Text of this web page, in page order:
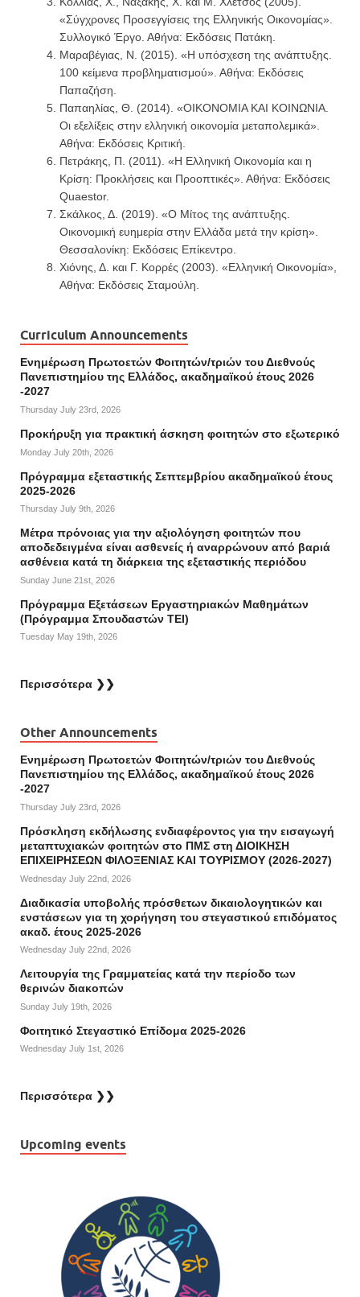
«Σύγχρονες Προσεγγίσεις της Ελληνικής Οικονομίας».
Συλλογικό Έργο. Αθήνα: Εκδόσεις Πατάκη.
Μαραβέγιας, Ν. (2015). «Η υπόσχεση της ανάπτυξης.
100 κείμενα προβληματισμού». Αθήνα: Εκδόσεις
Παπαζήση.
Παπαηλίας, Θ. (2014). «ΟΙΚΟΝΟΜΙΑ ΚΑΙ ΚΟΙΝΩΝΙΑ.
Οι εξελίξεις στην ελληνική οικονομία μεταπολεμικά».
Αθήνα: Εκδόσεις Κριτική.
Πετράκης, Π. (2011). «Η Ελληνική Οικονομία και η
Κρίση: Προκλήσεις και Προοπτικές». Αθήνα: Εκδόσεις
Quaestor.
Σκάλκος, Δ. (2019). «Ο Μίτος της ανάπτυξης.
Οικονομική ευημερία στην Ελλάδα μετά την κρίση».
Θεσσαλονίκη: Εκδόσεις Επίκεντρο.
Χιόνης, Δ. και Γ. Κορρές (2003). «Ελληνική Οικονομία»,
Αθήνα: Εκδόσεις Σταμούλη.
Curriculum Announcements
Ενημέρωση Πρωτοετών Φοιτητών/τριών του Διεθνούς
Πανεπιστημίου της Ελλάδος, ακαδημαϊκού έτους 2026
-2027
Thursday July 23rd, 2026
Προκήρυξη για πρακτική άσκηση φοιτητών στο εξωτερικό
Monday July 20th, 2026
Πρόγραμμα εξεταστικής Σεπτεμβρίου ακαδημαϊκού έτους
2025-2026
Thursday July 9th, 2026
Mέτρα πρόνοιας για την αξιολόγηση φοιτητών που
αποδεδειγμένα είναι ασθενείς ή αναρρώνουν από βαριά
ασθένεια κατά τη διάρκεια της εξεταστικής περιόδου
Sunday June 21st, 2026
Πρόγραμμα Εξετάσεων Εργαστηριακών Μαθημάτων
(Πρόγραμμα Σπουδαστών ΤΕΙ)
Tuesday May 19th, 2026
Περισσότερα ❯❯
Other Announcements
Ενημέρωση Πρωτοετών Φοιτητών/τριών του Διεθνούς
Πανεπιστημίου της Ελλάδος, ακαδημαϊκού έτους 2026
-2027
Thursday July 23rd, 2026
Πρόσκληση εκδήλωσης ενδιαφέροντος για την εισαγωγή
μεταπτυχιακών φοιτητών στο ΠΜΣ στη ΔΙΟΙΚΗΣΗ
ΕΠΙΧΕΙΡΗΣΕΩΝ ΦΙΛΟΞΕΝΙΑΣ ΚΑΙ ΤΟΥΡΙΣΜΟΥ (2026-2027)
Wednesday July 22nd, 2026
Διαδικασία υποβολής πρόσθετων δικαιολογητικών και
ενστάσεων για τη χορήγηση του στεγαστικού επιδόματος
ακαδ. έτους 2025-2026
Wednesday July 22nd, 2026
Λειτουργία της Γραμματείας κατά την περίοδο των
θερινών διακοπών
Sunday July 19th, 2026
Φοιτητικό Στεγαστικό Επίδομα 2025-2026
Wednesday July 1st, 2026
Περισσότερα ❯❯
Upcoming events